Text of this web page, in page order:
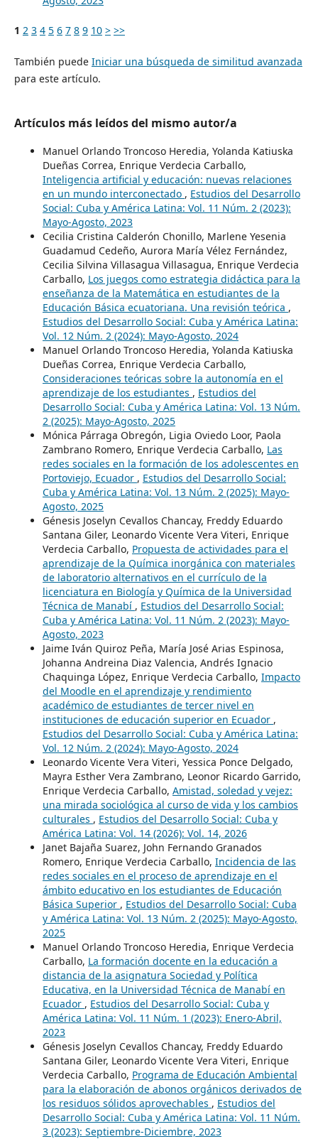
1 2 3 4 5 6 7 8 9 10 > >>
También puede Iniciar una búsqueda de similitud avanzada
para este artículo.
Artículos más leídos del mismo autor/a
Manuel Orlando Troncoso Heredia, Yolanda Katiuska
Dueñas Correa, Enrique Verdecia Carballo,
Inteligencia artificial y educación: nuevas relaciones
en un mundo interconectado , Estudios del Desarrollo
Social: Cuba y América Latina: Vol. 11 Núm. 2 (2023):
Mayo-Agosto, 2023
Cecilia Cristina Calderón Chonillo, Marlene Yesenia
Guadamud Cedeño, Aurora María Vélez Fernández,
Cecilia Silvina Villasagua Villasagua, Enrique Verdecia
Carballo, Los juegos como estrategia didáctica para la
enseñanza de la Matemática en estudiantes de la
Educación Básica ecuatoriana. Una revisión teórica ,
Estudios del Desarrollo Social: Cuba y América Latina:
Vol. 12 Núm. 2 (2024): Mayo-Agosto, 2024
Manuel Orlando Troncoso Heredia, Yolanda Katiuska
Dueñas Correa, Enrique Verdecia Carballo,
Consideraciones teóricas sobre la autonomía en el
aprendizaje de los estudiantes , Estudios del
Desarrollo Social: Cuba y América Latina: Vol. 13 Núm.
2 (2025): Mayo-Agosto, 2025
Mónica Párraga Obregón, Ligia Oviedo Loor, Paola
Zambrano Romero, Enrique Verdecia Carballo, Las
redes sociales en la formación de los adolescentes en
Portoviejo, Ecuador , Estudios del Desarrollo Social:
Cuba y América Latina: Vol. 13 Núm. 2 (2025): Mayo-
Agosto, 2025
Génesis Joselyn Cevallos Chancay, Freddy Eduardo
Santana Giler, Leonardo Vicente Vera Viteri, Enrique
Verdecia Carballo, Propuesta de actividades para el
aprendizaje de la Química inorgánica con materiales
de laboratorio alternativos en el currículo de la
licenciatura en Biología y Química de la Universidad
Técnica de Manabí , Estudios del Desarrollo Social:
Cuba y América Latina: Vol. 11 Núm. 2 (2023): Mayo-
Agosto, 2023
Jaime Iván Quiroz Peña, María José Arias Espinosa,
Johanna Andreina Diaz Valencia, Andrés Ignacio
Chaquinga López, Enrique Verdecia Carballo, Impacto
del Moodle en el aprendizaje y rendimiento
académico de estudiantes de tercer nivel en
instituciones de educación superior en Ecuador ,
Estudios del Desarrollo Social: Cuba y América Latina:
Vol. 12 Núm. 2 (2024): Mayo-Agosto, 2024
Leonardo Vicente Vera Viteri, Yessica Ponce Delgado,
Mayra Esther Vera Zambrano, Leonor Ricardo Garrido,
Enrique Verdecia Carballo, Amistad, soledad y vejez:
una mirada sociológica al curso de vida y los cambios
culturales , Estudios del Desarrollo Social: Cuba y
América Latina: Vol. 14 (2026): Vol. 14, 2026
Janet Bajaña Suarez, John Fernando Granados
Romero, Enrique Verdecia Carballo, Incidencia de las
redes sociales en el proceso de aprendizaje en el
ámbito educativo en los estudiantes de Educación
Básica Superior , Estudios del Desarrollo Social: Cuba
y América Latina: Vol. 13 Núm. 2 (2025): Mayo-Agosto,
2025
Manuel Orlando Troncoso Heredia, Enrique Verdecia
Carballo, La formación docente en la educación a
distancia de la asignatura Sociedad y Política
Educativa, en la Universidad Técnica de Manabí en
Ecuador , Estudios del Desarrollo Social: Cuba y
América Latina: Vol. 11 Núm. 1 (2023): Enero-Abril,
2023
Génesis Joselyn Cevallos Chancay, Freddy Eduardo
Santana Giler, Leonardo Vicente Vera Viteri, Enrique
Verdecia Carballo, Programa de Educación Ambiental
para la elaboración de abonos orgánicos derivados de
los residuos sólidos aprovechables , Estudios del
Desarrollo Social: Cuba y América Latina: Vol. 11 Núm.
3 (2023): Septiembre-Diciembre, 2023